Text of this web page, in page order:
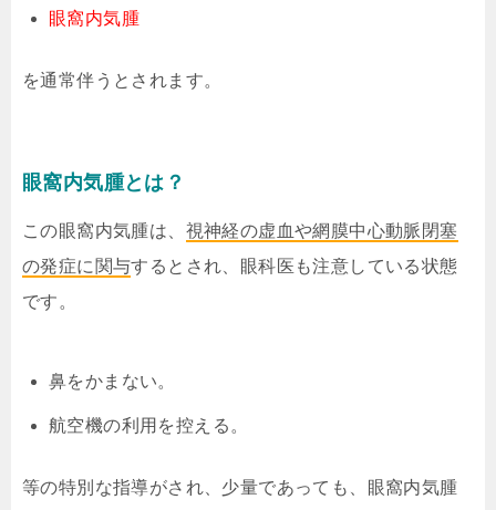
眼窩内気腫
を通常伴うとされます。
眼窩内気腫とは？
この眼窩内気腫は、 視神経の虚血や網膜中心動脈閉塞
の発症に関与するとされ、眼科医も注意している状態
です。
鼻をかまない。
航空機の利用を控える。
等の特別な指導がされ、少量であっても、眼窩内気腫